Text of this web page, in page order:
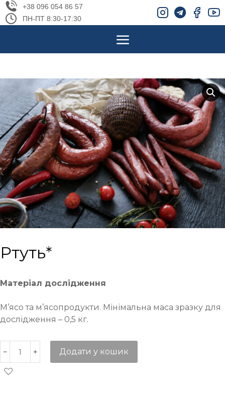
+38 096 054 86 57
ПН-ПТ 8:30-17:30
Ртуть*
Матеріал дослідження
М’ясо та м’ясопродукти. Мінімальна маса зразку для
дослідження – 0,5 кг.
Додати у кошик